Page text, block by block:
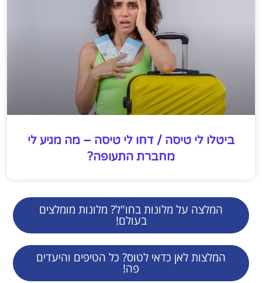
ביטלו לי טיסה / דחו לי טיסה – מה מגיע לי
מחברת התעופה?
המלצה על מלונות בחו"ל? מלונות מומלצים
בעולם!
המלצות לאן כדאי לטוס? כל הטיפים והיעדים
פה!